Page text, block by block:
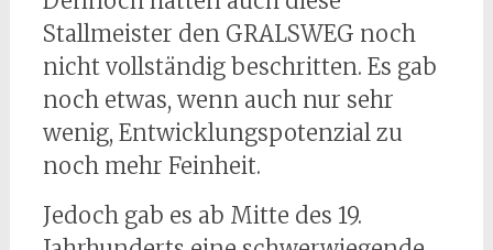
Stallmeister den GRALSWEG noch
nicht vollständig beschritten. Es gab
noch etwas, wenn auch nur sehr
wenig, Entwicklungspotenzial zu
noch mehr Feinheit.
Jedoch gab es ab Mitte des 19.